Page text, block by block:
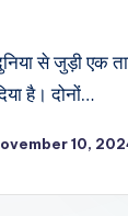
से जुड़ी एक
है। दोनों…
10,